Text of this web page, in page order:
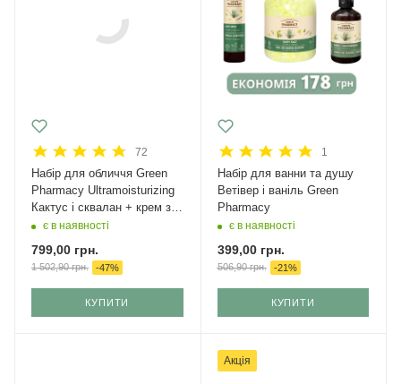
72
Набір для обличчя Green
Рharmacy Ultramoisturizing
Кактус і сквалан + крем з
SPF 50
є в наявності
799,00 грн.
1 502,90грн. -47%
КУПИТИ
1
Набір для ванни та душу
Ветівер і ваніль Green
Pharmacy
є в наявності
399,00грн.
506,90грн. -21%
КУПИТИ
Акція